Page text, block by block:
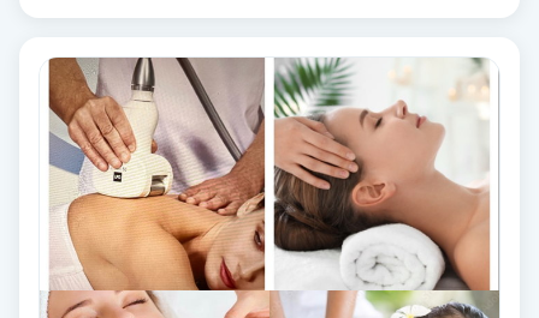
Frekvensterapi
Friskvård
Friskvårdsmassage
Frisör
Funktionsanalys